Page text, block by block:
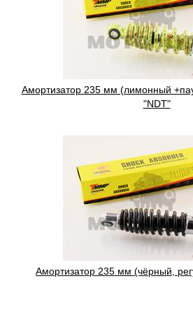
Амортизатор 235 мм (лимонный
"NDT"
Амортизатор 235 мм (чёрный,